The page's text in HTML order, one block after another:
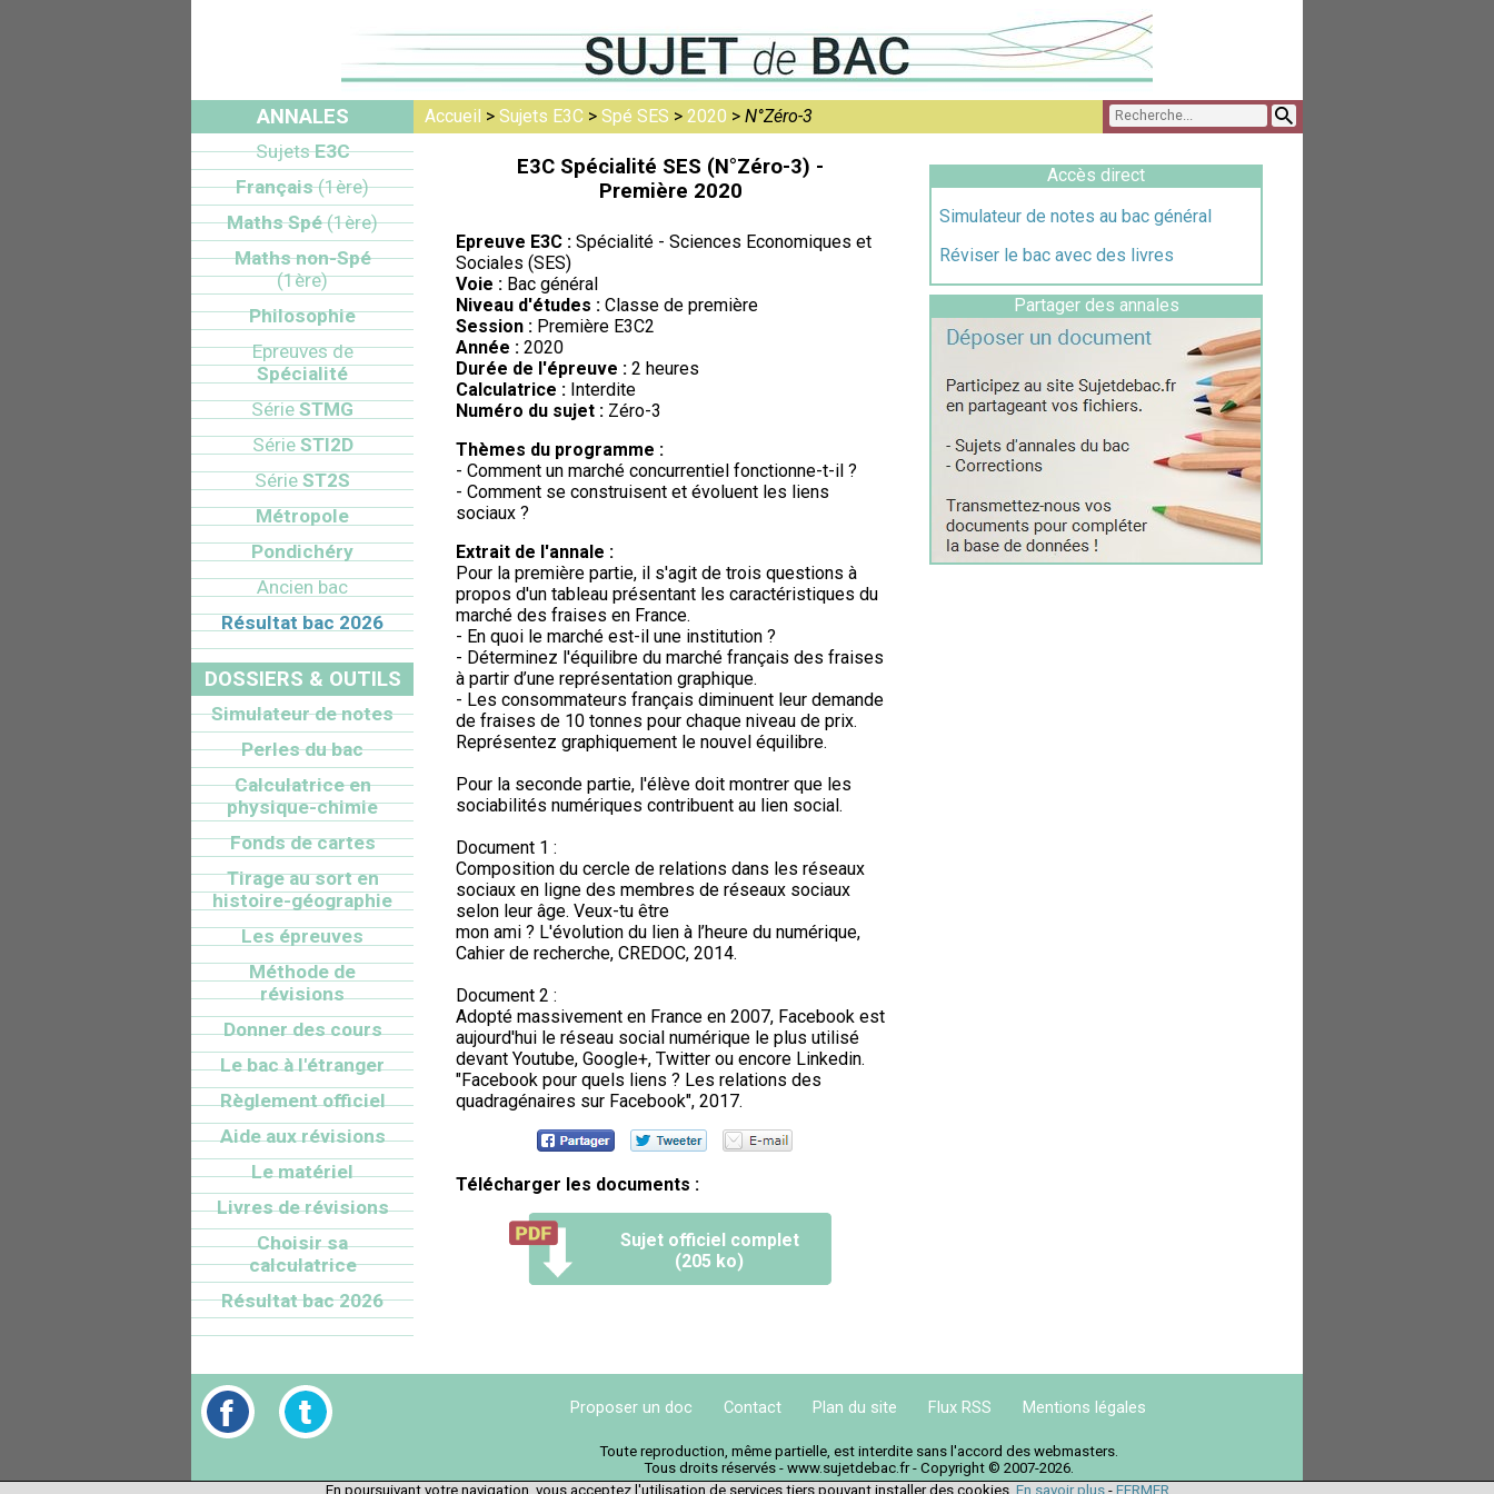
Accueil > Sujets E3C > Spé SES > 2020 > N°Zéro-3
E3C Spécialité SES (N°Zéro-3) -
Première 2020
Epreuve E3C : Spécialité - Sciences Economiques et
Sociales (SES)
Voie : Bac général
Niveau d'études : Classe de première
Session : Première E3C2
Année : 2020
Durée de l'épreuve : 2 heures
Calculatrice : Interdite
Numéro du sujet : Zéro-3
Thèmes du programme :
- Comment un marché concurrentiel fonctionne-t-il ?
- Comment se construisent et évoluent les liens
sociaux ?
Extrait de l'annale :
Pour la première partie, il s'agit de trois questions à
propos d'un tableau présentant les caractéristiques du
marché des fraises en France.
- En quoi le marché est-il une institution ?
- Déterminez l'équilibre du marché français des fraises
à partir d’une représentation graphique.
- Les consommateurs français diminuent leur demande
de fraises de 10 tonnes pour chaque niveau de prix.
Représentez graphiquement le nouvel équilibre.
Pour la seconde partie, l'élève doit montrer que les
sociabilités numériques contribuent au lien social.
Document 1 :
Composition du cercle de relations dans les réseaux
sociaux en ligne des membres de réseaux sociaux
selon leur âge. Veux-tu être
mon ami ? L'évolution du lien à l’heure du numérique,
Cahier de recherche, CREDOC, 2014.
Document 2 :
Adopté massivement en France en 2007, Facebook est
aujourd'hui le réseau social numérique le plus utilisé
devant Youtube, Google+, Twitter ou encore Linkedin.
"Facebook pour quels liens ? Les relations des
quadragénaires sur Facebook", 2017.
Télécharger les documents :
Sujet officiel complet
(205 ko)
Accès direct
Simulateur de notes au bac général
Réviser le bac avec des livres
Partager des annales
ANNALES
SujetsE3C
Français(1ère)
Maths Spé(1ère)
Maths non-Spé
(1ère)
Philosophie
Epreuves de
Spécialité
Série STMG
SérieSTI2D
Série ST2S
Métropole
Pondichéry
Ancien bac
Résultat bac 2026
DOSSIERS & OUTILS
Simulateur de notes
Perles du bac
Calculatrice en
physique-chimie
Fonds de cartes
Tirage au sort en
histoire-géographie
Les épreuves
Méthode de
révisions
Donner des cours
Le bac à l'étranger
Règlement officiel
Aide aux révisions
Le matériel
Livres de révisions
Choisir sa
calculatrice
Résultat bac 2026
Proposer un doc Contact Plan du site Flux RSS Mentions légales
Toute reproduction, même partielle, est interdite sans l'accord des webmasters.
Tous droits réservés - www.sujetdebac.fr - Copyright © 2007-2026.
En poursuivant votre navigation, vous acceptez l'utilisation de services tiers pouvant installer des cookies. En savoir plus- FERMER